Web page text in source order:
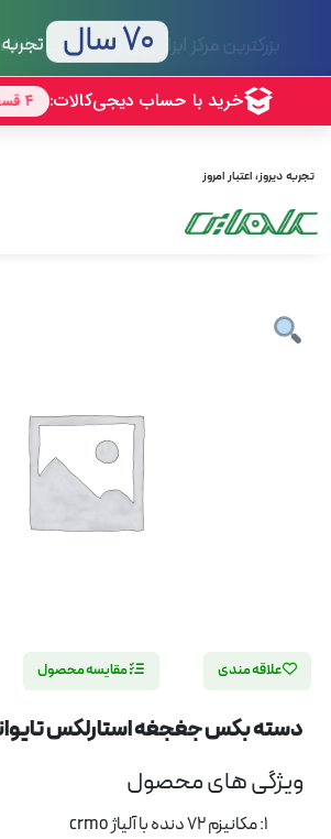
70 سال تجربه
تجربه دیروز، اعتبار امروز
علاقه مندی مقایسه محصول
دسته بکس جغجغه استارلکس تایوانی
ویژگی های محصول
1: مکانیزم 72 دنده با آلیاژ crmo